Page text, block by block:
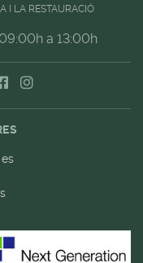
I LA RESTAURACIÓ
a 13:00h